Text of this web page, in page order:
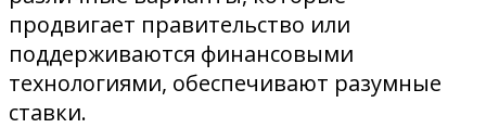
продвигает правительство или
поддерживаются финансовыми
технологиями, обеспечивают разумные
ставки.